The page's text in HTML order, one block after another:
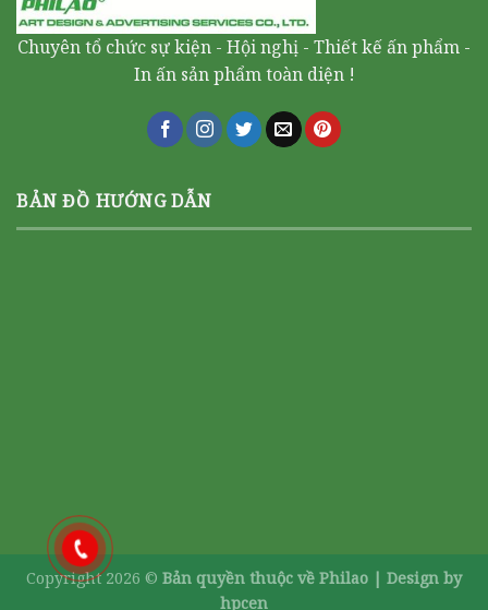
Chuyên tổ chức sự kiện - Hội nghị - Thiết kế ấn phẩm -
In ấn sản phẩm toàn diện !
BẢN ĐỒ HƯỚNG DẪN
Copyright 2026 © Bản quyền thuộc về Philao | Design by
hpcen